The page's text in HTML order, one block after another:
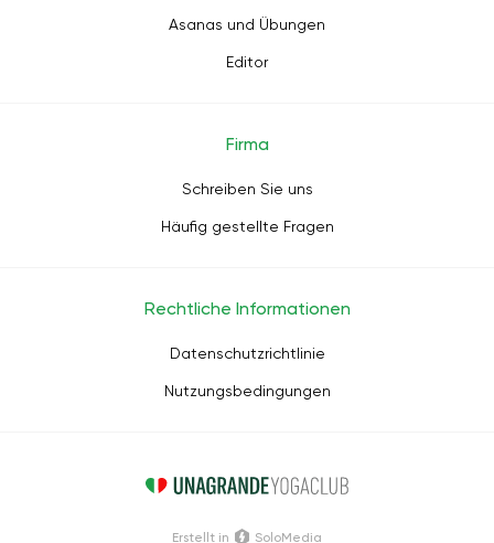
Asanas und Übungen
Editor
Firma
Schreiben Sie uns
Häufig gestellte Fragen
Rechtliche Informationen
Datenschutzrichtlinie
Nutzungsbedingungen
Erstellt in SoloMedia